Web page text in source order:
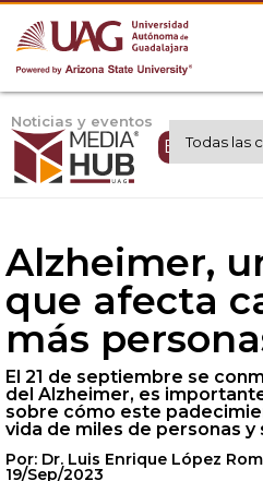
Noticias y eventos
Expertos
Alzheimer,
que afecta
más
El 21 de septiembre se
del Alzheimer, es
sobre cómo este
vida de miles de personas y
Por: Dr. Luis Enrique López
19/Sep/2023